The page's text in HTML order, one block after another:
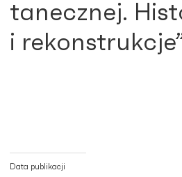
tanecznej.
i
Data publikacji